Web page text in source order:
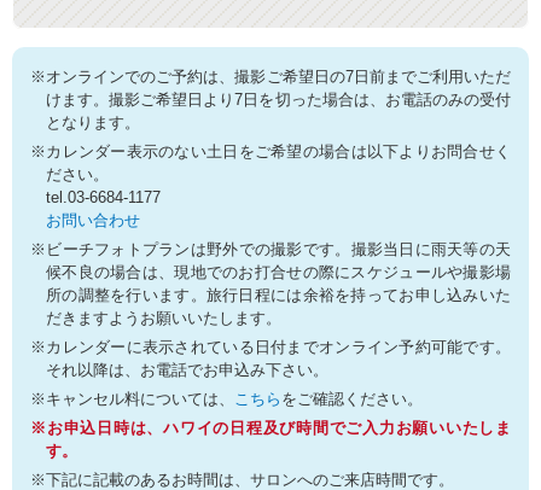
※オンラインでのご予約は、撮影ご希望日の7日前までご利用いただ
けます。撮影ご希望日より7日を切った場合は、お電話のみの受付
となります。
※カレンダー表示のない土日をご希望の場合は以下よりお問合せく
ださい。
tel.03-6684-1177
お問い合わせ
※ビーチフォトプランは野外での撮影です。撮影当日に雨天等の天
候不良の場合は、現地でのお打合せの際にスケジュールや撮影場
所の調整を行います。旅行日程には余裕を持ってお申し込みいた
だきますようお願いいたします。
※カレンダーに表示されている日付までオンライン予約可能です。
それ以降は、お電話でお申込み下さい。
※キャンセル料については、 こちら をご確認ください。
※お申込日時は、ハワイの日程及び時間でご入力お願いいたしま
す。
※下記に記載のあるお時間は、サロンへのご来店時間です。